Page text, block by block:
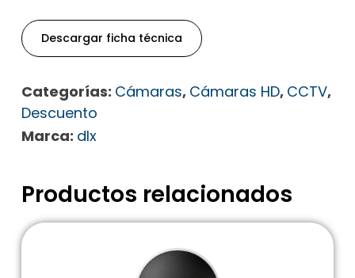
Descargar ficha técnica
Categorías: Cámaras, Cámaras HD, CCTV,
Descuento
Marca: dlx
Productos relacionados